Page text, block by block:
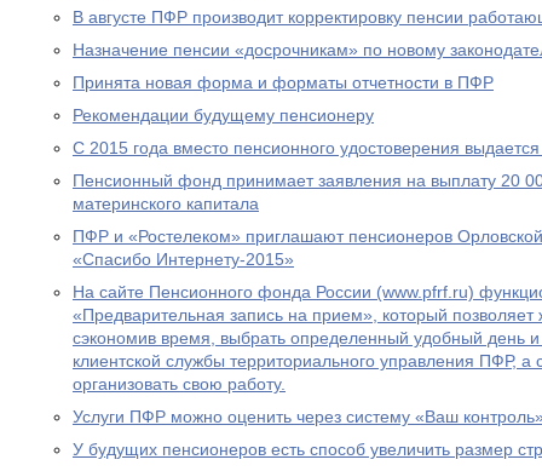
В августе ПФР производит корректировку пенсии
Назначение пенсии «досрочникам» по новому
Принята новая форма и форматы отчетности в ПФР
Рекомендации будущему пенсионеру
С 2015 года вместо пенсионного удостоверения выдается
Пенсионный фонд принимает заявления на выплату 20
материнского капитала
ПФР и «Ростелеком» приглашают пенсионеров Орловской
«Спасибо Интернету-2015»
На сайте Пенсионного фонда России (www.pfrf.ru)
«Предварительная запись на прием», который
сэкономив время, выбрать определенный удобный день
клиентской службы территориального управления ПФР,
организовать свою работу.
Услуги ПФР можно оценить через систему «Ваш
У будущих пенсионеров есть способ увеличить размер